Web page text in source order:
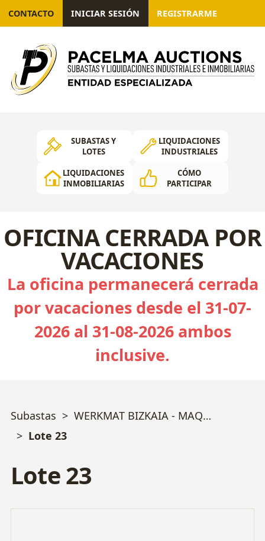
CONTACTO INICIAR SESIÓN REGISTRARME
SUBASTAS Y
LOTES
LIQUIDACIONES
INDUSTRIALES
LIQUIDACIONES
INMOBILIARIAS
CÓMO
PARTICIPAR
OFICINA CERRADA POR
VACACIONES
La oficina permanecerá cerrada
por vacaciones desde el 31-07-
2026 al 31-08-2026 ambos
inclusive.
Subastas
WERKMAT BIZKAIA - MAQUINARIA TROQUELERÍA y MECANIZADO
Lote 23
Lote 23